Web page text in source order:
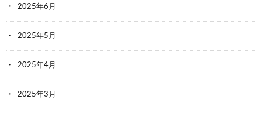
2025年6月
2025年5月
2025年4月
2025年3月